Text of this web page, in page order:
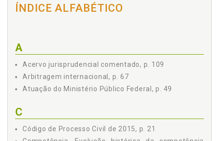
6.2 CITAÇÃO VÁLIDA OU REVELIA REGULAR, p. 33
SOBERANIA NACIONAL E A DIGNIDADE DA PESSOA
HUMANA, p. 34
Capítulo 7 JUÍZO DE DELIBAÇÃO E VEDAÇÃO AO REEXAME
DO MÉRITO, p. 37
8.2 LEGITIMIDADE E REPRESENTAÇÃO PROCESSUAL, p.
ÍNDICE ALFABÉTICO
A
Acervo jurisprudencial comentado, p. 109
Arbitragem internacional, p. 67
Atuação do Ministério Público Federal, p. 49
C
Código de Processo Civil de 2015, p. 21